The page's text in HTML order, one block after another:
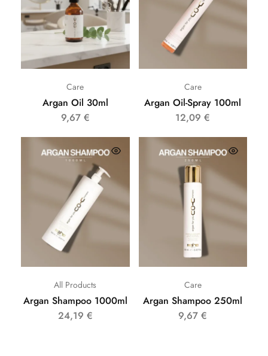
Care
Argan Oil 30ml
9,67 €
Care
Argan Oil-Spray 100ml
12,09€
All Products
Argan Shampoo 1000ml
24,19 €
Care
Argan Shampoo 250ml
9,67€